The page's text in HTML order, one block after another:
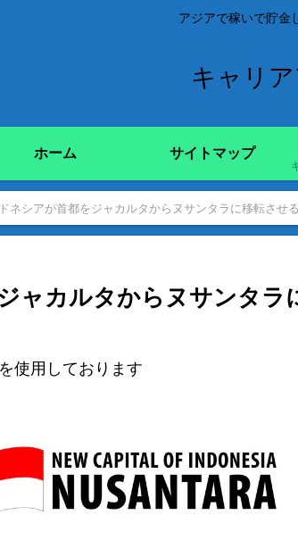
アジアで稼いで貯金
キャリ
ホーム サイトマップ
ネシアが首都をジャカルタからヌサンタラに移転させ
ャカルタからヌサンタラ
使用しております